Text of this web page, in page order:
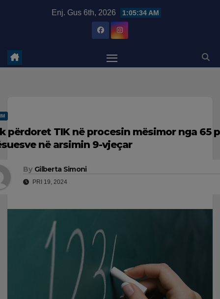
Enj. Gus 6th, 2026 1:05:34 AM
përdoret TIK në procesin mësimor nga 65
në arsimin 9-vjeçar
By Gilberta Simoni
PRI 19, 2024